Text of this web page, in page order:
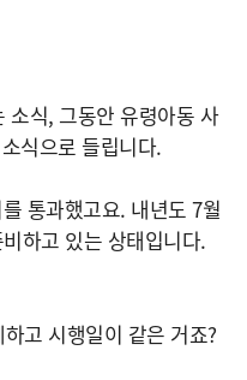
식, 그동안 유령아동 사
식으로 들립니다.
통과했고요. 내년도 7월
하고 있는 상태입니다.
고 시행일이 같은 거죠?